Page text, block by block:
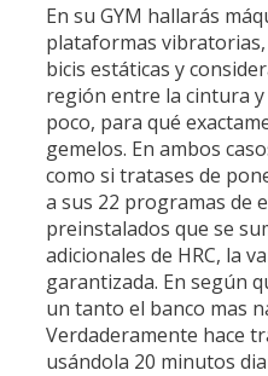
En su GYM hallarás
plataformas
bicis estáticas y
región entre la cintura
poco, para qué
gemelos. En ambos
como si tratases de
a sus 22 programas de
preinstalados que se
adicionales de HRC, la
garantizada. En según
un tanto el banco mas
Verdaderamente hace
usándola 20 minutos